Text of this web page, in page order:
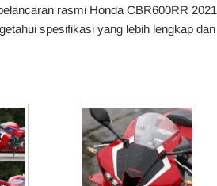
rasmi Honda CBR600RR 2021
spesifikasi yang lebih lengkap dan